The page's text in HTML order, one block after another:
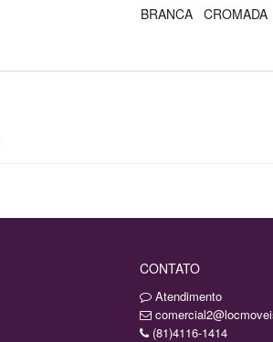
BRANCA CROMADA
CONTATO
Atendimento
(81)4116-1414